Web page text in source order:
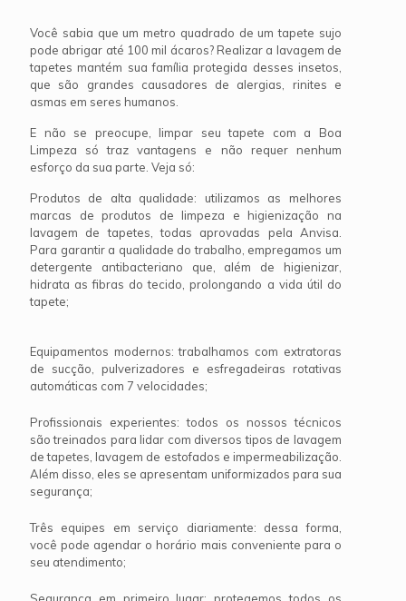
Você sabia que um metro quadrado de um tapete sujo
pode abrigar até 100 mil ácaros? Realizar a lavagem de
tapetes mantém sua família protegida desses insetos,
que são grandes causadores de alergias, rinites e
asmas em seres humanos.
E não se preocupe, limpar seu tapete com a Boa
Limpeza só traz vantagens e não requer nenhum
esforço da sua parte. Veja só:
Produtos de alta qualidade: utilizamos as melhores
marcas de produtos de limpeza e higienização na
lavagem de tapetes, todas aprovadas pela Anvisa.
Para garantir a qualidade do trabalho, empregamos um
detergente antibacteriano que, além de higienizar,
hidrata as fibras do tecido, prolongando a vida útil do
tapete;
Equipamentos modernos: trabalhamos com extratoras
de sucção, pulverizadores e esfregadeiras rotativas
automáticas com 7 velocidades;
Profissionais experientes: todos os nossos técnicos
são treinados para lidar com diversos tipos de lavagem
de tapetes, lavagem de estofados e impermeabilização.
Além disso, eles se apresentam uniformizados para sua
segurança;
Três equipes em serviço diariamente: dessa forma,
você pode agendar o horário mais conveniente para o
seu atendimento;